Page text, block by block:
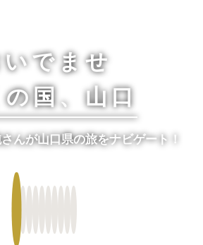
でませ
国、山口
んが山口県の旅をナビゲート！